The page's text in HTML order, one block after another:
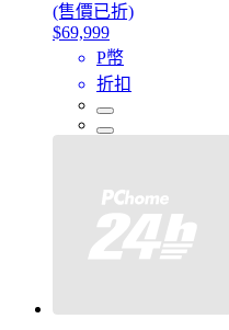
(售價已折)
$69,999
P幣
折扣